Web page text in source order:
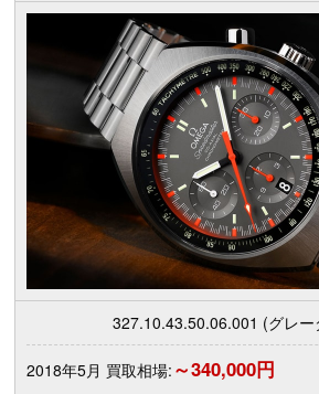
327.10.43.50.06.001 (グレー
2018年5月 買取相場: ～340,000円